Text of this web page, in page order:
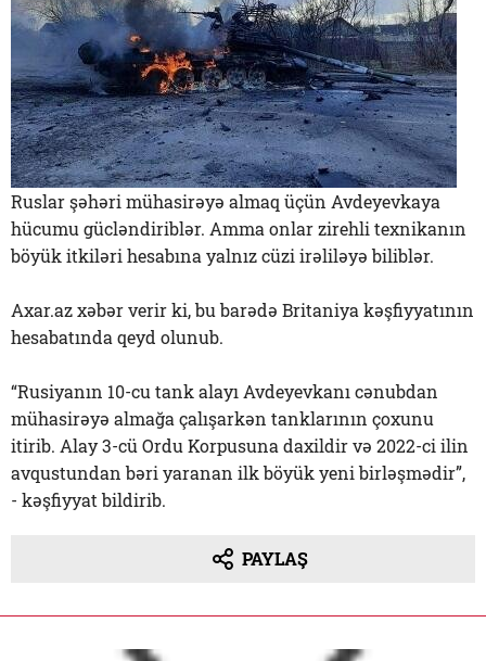
Ruslar şəhəri mühasirəyə almaq üçün Avdeyevkaya
hücumu gücləndiriblər. Amma onlar zirehli texnikanın
böyük itkiləri hesabına yalnız cüzi irəliləyə biliblər.
Axar.az xəbər verir ki, bu barədə Britaniya kəşfiyyatının
hesabatında qeyd olunub.
“Rusiyanın 10-cu tank alayı Avdeyevkanı cənubdan
mühasirəyə almağa çalışarkən tanklarının çoxunu
itirib. Alay 3-cü Ordu Korpusuna daxildir və 2022-ci ilin
avqustundan bəri yaranan ilk böyük yeni birləşmədir”,
- kəşfiyyat bildirib.
PAYLAŞ